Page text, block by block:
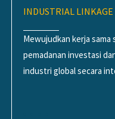
INDUSTRIAL LINKAGE
Mewujudkan kerja
pemadanan investasi
industri global secara